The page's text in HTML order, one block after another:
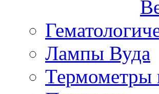
Лампы Вуда
Термометры